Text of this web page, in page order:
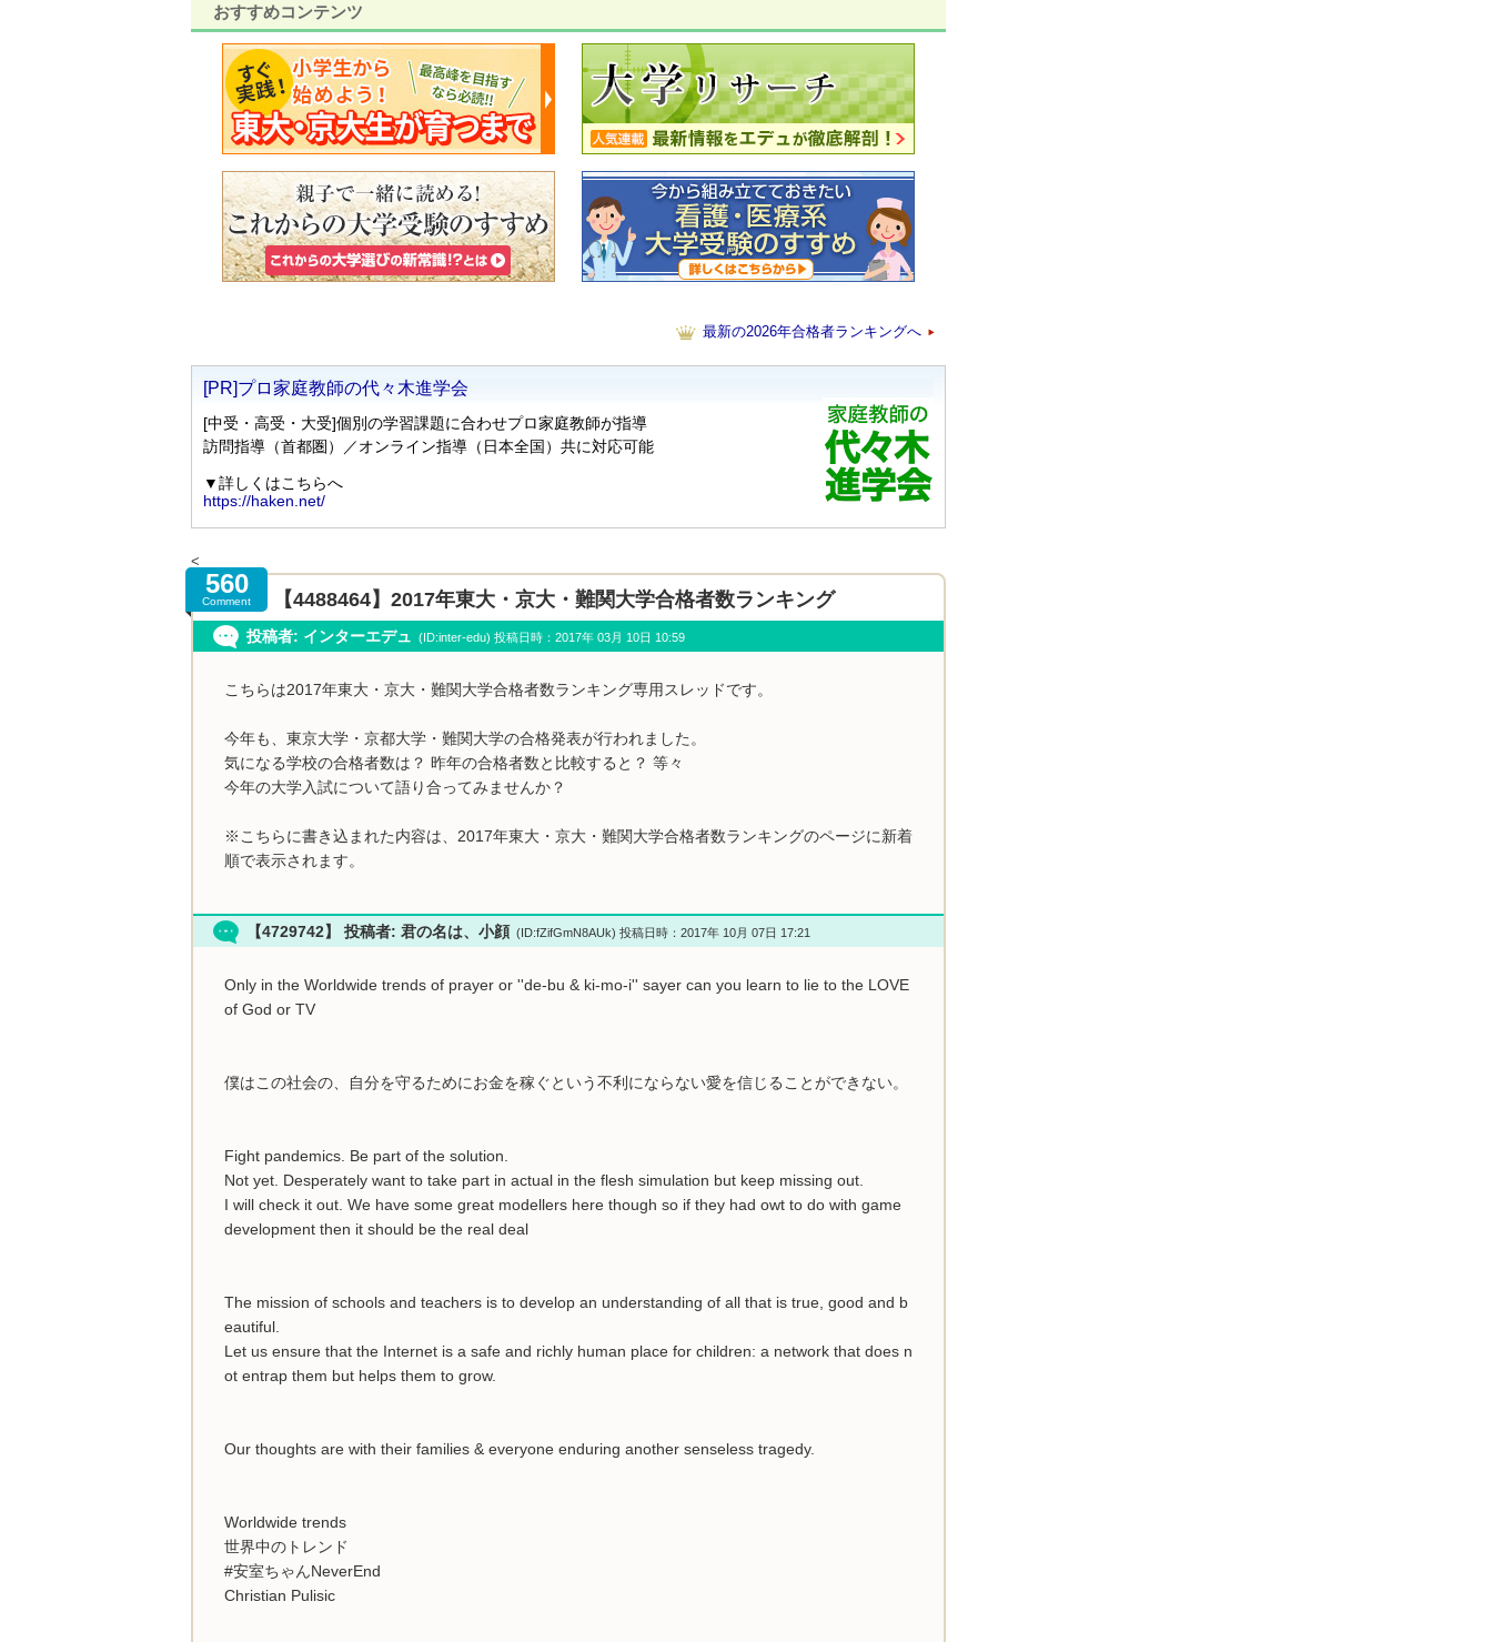
おすすめコンテンツ
最新の2026年合格者ランキングへ
<
560
Comment 【4488464】2017年東大・京大・難関大学合格者数ランキング
投稿者: インターエデュ (ID:inter-edu) 投稿日時：2017年 03月 10日 10:59
こちらは2017年東大・京大・難関大学合格者数ランキング専用スレッドです。
今年も、東京大学・京都大学・難関大学の合格発表が行われました。
気になる学校の合格者数は？ 昨年の合格者数と比較すると？ 等々
今年の大学入試について語り合ってみませんか？
※こちらに書き込まれた内容は、2017年東大・京大・難関大学合格者数ランキングのページに新着
順で表示されます。
【4729742】 投稿者: 君の名は、小顔 (ID:fZifGmN8AUk) 投稿日時：2017年 10月 07日 17:21
Only in the Worldwide trends of prayer or ''de-bu & ki-mo-i'' sayer can you learn to lie to the LOVE
of God or TV
僕はこの社会の、自分を守るためにお金を稼ぐという不利にならない愛を信じることができない。
Fight pandemics. Be part of the solution.
Not yet. Desperately want to take part in actual in the flesh simulation but keep missing out.
I will check it out. We have some great modellers here though so if they had owt to do with game
development then it should be the real deal
The mission of schools and teachers is to develop an understanding of all that is true, good and b
eautiful.
Let us ensure that the Internet is a safe and richly human place for children: a network that does n
ot entrap them but helps them to grow.
Our thoughts are with their families & everyone enduring another senseless tragedy.
Worldwide trends
世界中のトレンド
#安室ちゃんNeverEnd
Christian Pulisic